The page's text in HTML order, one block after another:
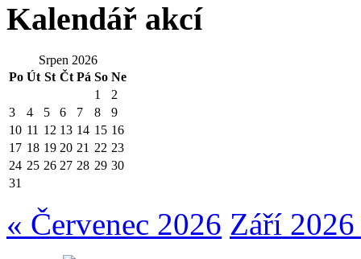
Kalendář akcí
Srpen 2026
Po Út St Čt Pá So Ne
1
2
3
4 5 6 7 8
9
10 11 12 13 14 15 16
17 18 19 20 21 22 23
24 25 26 27 28 29 30
31
« Červenec 2026 Září